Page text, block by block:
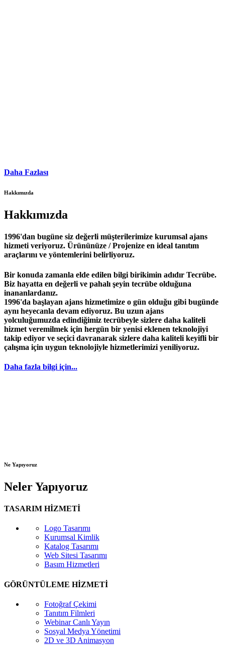
Daha Fazlası
Hakkımızda
Hakkımızda
1996'dan bugüne siz değerli müşterilerimize kurumsal ajans
hizmeti veriyoruz. Ürününüze / Projenize en ideal tanıtım
araçlarını ve yöntemlerini belirliyoruz.
Bir konuda zamanla elde edilen bilgi birikimin adıdır Tecrübe.
Biz hayatta en değerli ve pahalı şeyin tecrübe olduğuna
inananlardanız.
1996'da başlayan ajans hizmetimize o gün olduğu gibi bugünde
aynı heyecanla devam ediyoruz. Bu uzun ajans
yolculuğumuzda edindiğimiz tecrübeyle sizlere daha kaliteli
hizmet veremilmek için hergün bir yenisi eklenen teknolojiyi
takip ediyor ve seçici davranarak sizlere daha kaliteli keyifli bir
çalışma için uygun teknolojiyle hizmetlerimizi yeniliyoruz.
Daha fazla bilgi için...
Ne Yapıyoruz
Neler Yapıyoruz
TASARIM HİZMETİ
Logo Tasarımı
Kurumsal Kimlik
Katalog Tasarımı
Web Sitesi Tasarımı
Basım Hizmetleri
GÖRÜNTÜLEME HİZMETİ
Fotoğraf Çekimi
Tanıtım Filmleri
Webinar Canlı Yayın
Sosyal Medya Yönetimi
2D ve 3D Animasyon